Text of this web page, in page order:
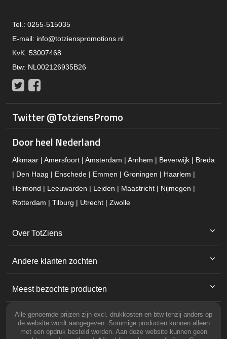
Tel.: 0255-515035
E-mail: info@totzienspromotions.nl
KvK: 53007468
Btw: NL002126935B26
Twitter
Twitter @TotziensPromo
Door heel Nederland
Alkmaar | Amersfoort | Amsterdam | Arnhem | Beverwijk | Breda
| Den Haag | Enschede | Emmen | Groningen | Haarlem |
Helmond | Leeuwarden | Leiden | Maastricht | Nijmegen |
Rotterdam | Tilburg | Utrecht | Zwolle
Over TotZiens
Andere klanten zochten
Meest bezochte producten
Alle genoemde prijzen zijn excl. drukkosten en btw tenzij anders op
de website wordt aangegeven. Sommige producten kunnen alleen
met een opdruk besteld worden. Aan deze website kunnen geen